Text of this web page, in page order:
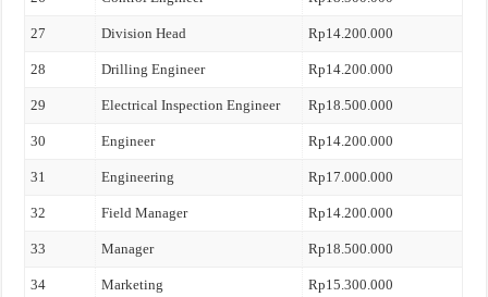
27 Division Head Rp14.200.000
28 Drilling Engineer Rp14.200.000
29 Electrical Inspection Engineer Rp18.500.000
30 Engineer Rp14.200.000
31 Engineering Rp17.000.000
32 Field Manager Rp14.200.000
33 Manager Rp18.500.000
34 Marketing Rp15.300.000